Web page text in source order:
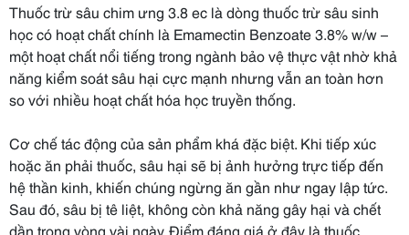
Thuốc trừ sâu chim ưng 3.8 ec là dòng thuốc trừ sâu sinh
học có hoạt chất chính là Emamectin Benzoate 3.8% w/w –
một hoạt chất nổi tiếng trong ngành bảo vệ thực vật nhờ khả
năng kiểm soát sâu hại cực mạnh nhưng vẫn an toàn hơn
so với nhiều hoạt chất hóa học truyền thống.
Cơ chế tác động của sản phẩm khá đặc biệt. Khi tiếp xúc
hoặc ăn phải thuốc, sâu hại sẽ bị ảnh hưởng trực tiếp đến
hệ thần kinh, khiến chúng ngừng ăn gần như ngay lập tức.
Sau đó, sâu bị tê liệt, không còn khả năng gây hại và chết
dần trong vòng vài ngày. Điểm đáng giá ở đây là thuốc